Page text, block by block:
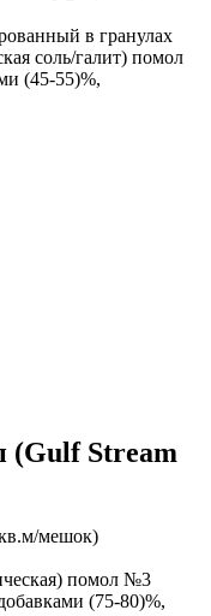
в гранулах
соль/галит) помол
(45-55)%,
Stream
мешок)
помол №3
(75-80)%,